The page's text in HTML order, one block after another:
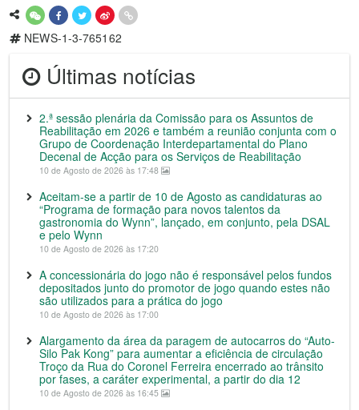
NEWS-1-3-765162
Últimas notícias
2.ª sessão plenária da Comissão para os Assuntos de
Reabilitação em 2026 e também a reunião conjunta com o
Grupo de Coordenação Interdepartamental do Plano
Decenal de Acção para os Serviços de Reabilitação
10 de Agosto de 2026 às 17:48
Aceitam-se a partir de 10 de Agosto as candidaturas ao
“Programa de formação para novos talentos da
gastronomia do Wynn”, lançado, em conjunto, pela DSAL
e pelo Wynn
10 de Agosto de 2026 às 17:20
A concessionária do jogo não é responsável pelos fundos
depositados junto do promotor de jogo quando estes não
são utilizados para a prática do jogo
10 de Agosto de 2026 às 17:00
Alargamento da área da paragem de autocarros do “Auto-
Silo Pak Kong” para aumentar a eficiência de circulação
Troço da Rua do Coronel Ferreira encerrado ao trânsito
por fases, a caráter experimental, a partir do dia 12
10 de Agosto de 2026 às 16:45